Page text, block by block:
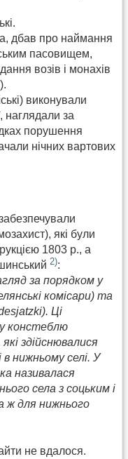
дбав про наймання
пасовищем,
возів і монахів
виконували
наглядали за
порушення
нічних вартових
які були
1803 р., а
2):
за порядком у
комісари) та
Ці
констеблю
здійснювалися
нижньому селі. У
називалася
села з соцьким і
ж для нижнього
не вдалося.